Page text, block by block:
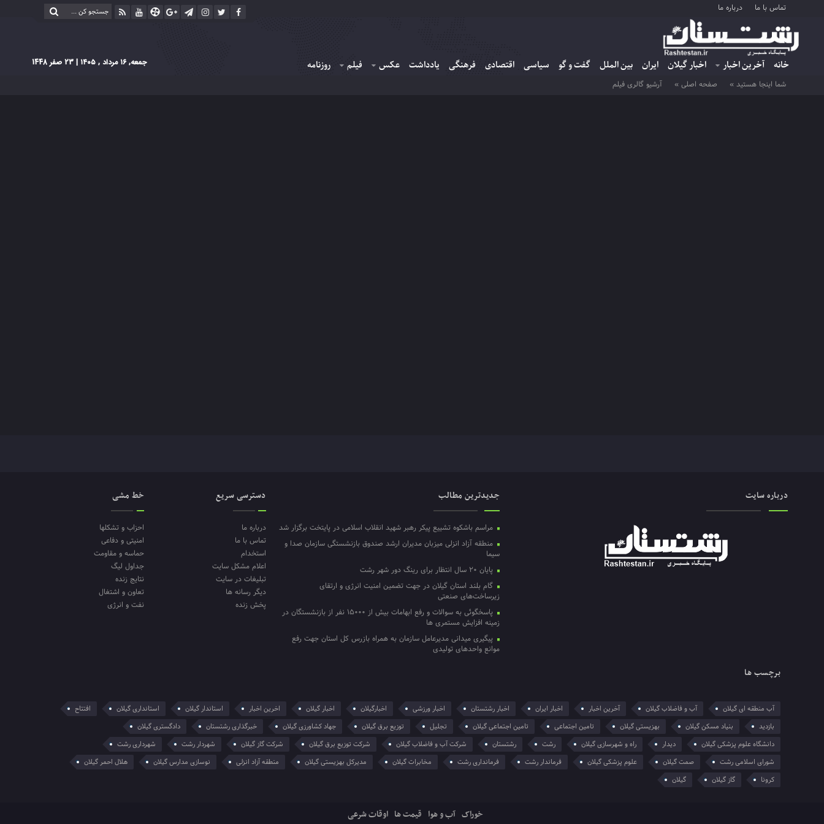
تماس با ما درباره ما
خانه آخرین اخبار اخبار گیلان ایران بین الملل گفت و گو سیاسی اقتصادی فرهنگی یادداشت عکس فیلم روزنامه جمعه, ۱۶ مرداد , ۱۴۰۵ | 23 صفر 1448
شما اینجا هستید » صفحه اصلی » آرشیو گالری فیلم
درباره سایت جدیدترین مطالب
مراسم باشکوه تشییع پیکر رهبر شهید انقلاب اسلامی در پایتخت برگزار شد
منطقه آزاد انزلی میزبان مدیران ارشد صندوق بازنشستگی سازمان صدا و
سیما
پایان ۲۰ سال انتظار برای رینگ دور شهر رشت
گام بلند استان گیلان در جهت تضمین امنیت انرژی و ارتقای
زیرساخت‌های صنعتی
پاسخگوئی به سوالات و رفع ابهامات بیش از ۱۵۰۰۰ نفر از بازنشستگان در
زمینه افزایش مستمری ها
پیگیری میدانی مدیرعامل سازمان به همراه بازرس کل استان جهت رفع
موانع واحدهای تولیدی
دسترسی سریع
درباره ما
تماس با ما
استخدام
اعلام مشکل سایت
تبلیغات در سایت
دیگر رسانه ها
پخش زنده
خط مشی
احزاب و تشکلها
امنیتی و دفاعی
حماسه و مقاومت
جداول لیگ
نتایج زنده
تعاون و اشتغال
نفت و انرژی
برچسب ها
آب منطقه ای گیلان آب و فاضلاب گیلان آخرین اخبار اخبار ایران اخبار رشتستان اخبار ورزشی اخبارگیلان اخبار گیلان اخرین اخبار استاندار گیلان استانداری گیلان
افتتاح
بازدید
بنیاد مسکن گیلان بهزیستی گیلان تامین اجتماعی تامین اجتماعی گیلان تجلیل توزیع برق گیلان جهاد کشاورزی گیلان خبرگذاری رشتستان
دادگستری گیلان
دانشگاه علوم پزشکی گیلان
دیدار راه و شهرسازی گیلان رشت رشتستان شرکت آب و فاضلاب گیلان شرکت توزیع برق گیلان شرکت گاز گیلان شهردار رشت
شهرداری رشت
شورای اسلامی رشت
صمت گیلان علوم پزشکی گیلان فرماندار رشت فرمانداری رشت مخابرات گیلان مدیرکل بهزیستی گیلان منطقه آزاد انزلی نوسازی مدارس گیلان
هلال احمر گیلان
کرونا
گاز گیلان گیلان
خوراک آب و هوا قیمت ها اوقات شرعی